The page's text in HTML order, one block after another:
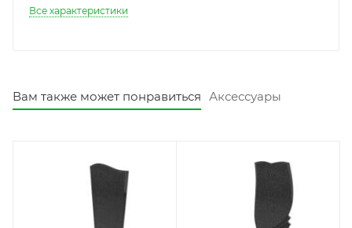
Все характеристики
Вам также может понравиться Аксессуары